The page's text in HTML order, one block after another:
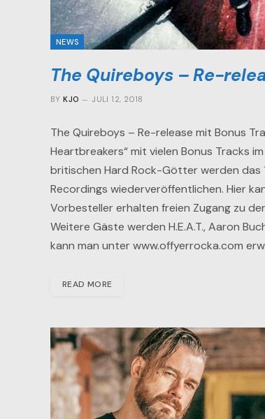
NEWS
The Quireboys – Re-
BY KJO JULI 12, 2018
The Quireboys – Re-release mit Bonus
Heartbreakers“ mit vielen Bonus Tracks
britischen Hard Rock-Götter werden das
Recordings wiederveröffentlichen. Hier
Vorbesteller erhalten freien Zugang zu
Weitere Gäste werden H.E.A.T., Aaron
kann man unter www.offyerrocka.com
READ MORE